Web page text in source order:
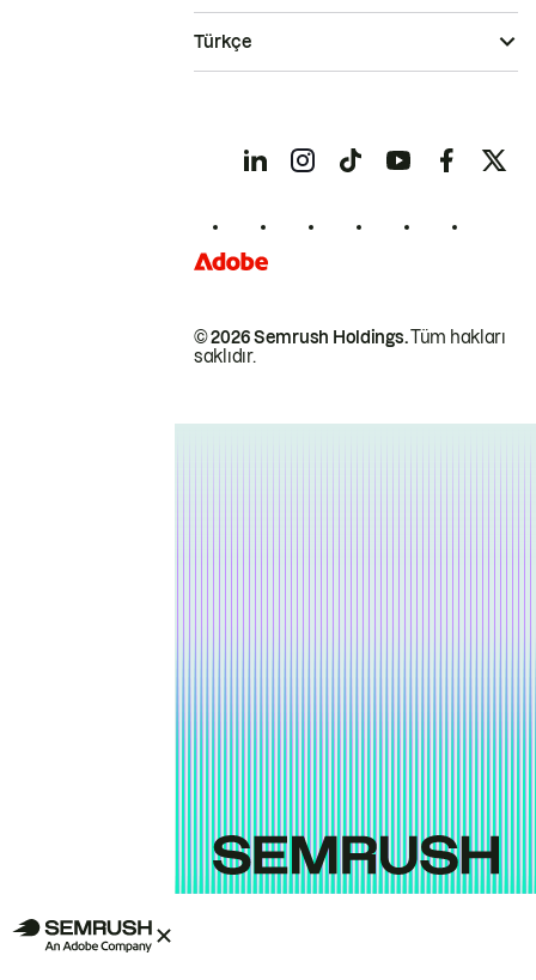
© 2026 Semrush Holdings.Tüm hakları
saklıdır.
Türkçe